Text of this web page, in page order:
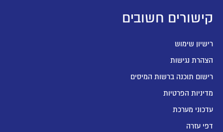
קישורים חשובים
רישיון שימוש
הצהרת נגישות
רישום תוכנה ברשות המיסים
מדיניות הפרטיות
עדכוני מערכת
דפי עזרה